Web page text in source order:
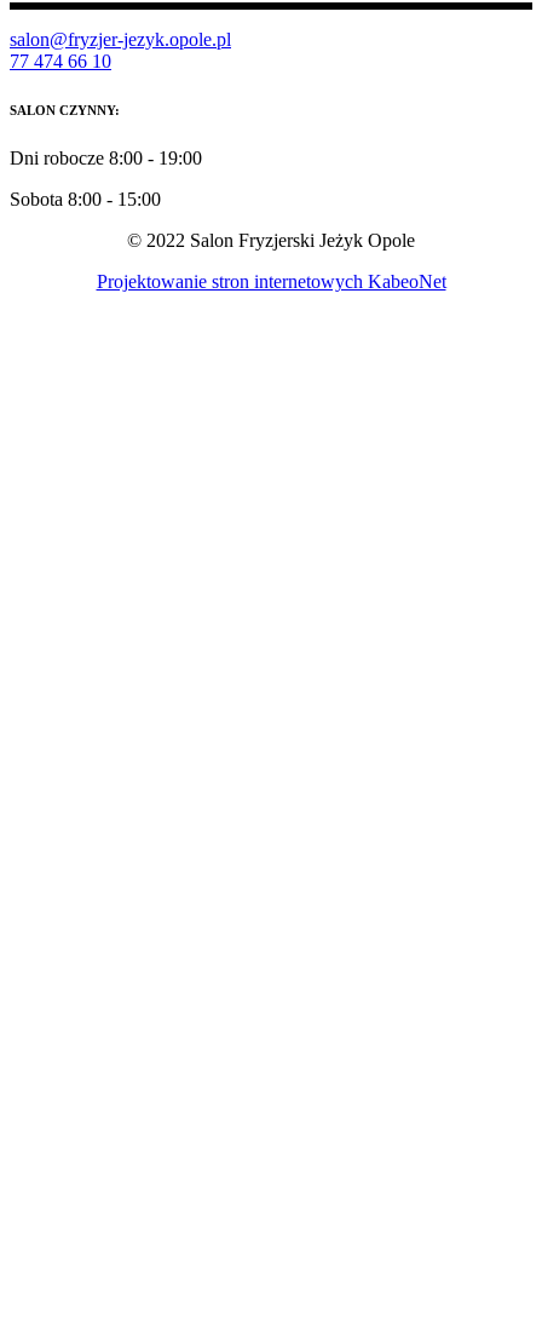
salon@fryzjer-jezyk.opole.pl
77 474 66 10
SALON CZYNNY:
Dni robocze 8:00 - 19:00
Sobota 8:00 - 15:00
© 2022 Salon Fryzjerski Jeżyk Opole
Projektowanie stron internetowych KabeoNet